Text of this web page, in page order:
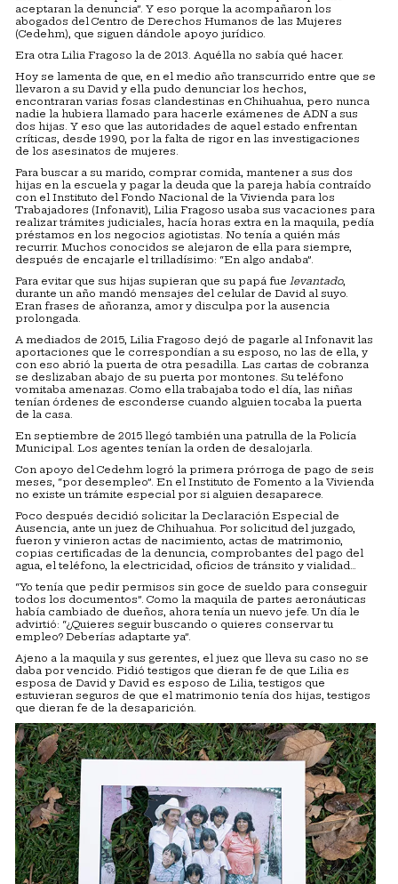
aceptaran la denuncia”. Y eso porque la acompañaron los
abogados del Centro de Derechos Humanos de las Mujeres
(Cedehm), que siguen dándole apoyo jurídico.
Era otra Lilia Fragoso la de 2013. Aquélla no sabía qué hacer.
Hoy se lamenta de que, en el medio año transcurrido entre que se
llevaron a su David y ella pudo denunciar los hechos,
encontraran varias fosas clandestinas en Chihuahua, pero nunca
nadie la hubiera llamado para hacerle exámenes de ADN a sus
dos hijas. Y eso que las autoridades de aquel estado enfrentan
críticas, desde 1990, por la falta de rigor en las investigaciones
de los asesinatos de mujeres.
Para buscar a su marido, comprar comida, mantener a sus dos
hijas en la escuela y pagar la deuda que la pareja había contraído
con el Instituto del Fondo Nacional de la Vivienda para los
Trabajadores (Infonavit), Lilia Fragoso usaba sus vacaciones para
realizar trámites judiciales, hacía horas extra en la maquila, pedía
préstamos en los negocios agiotistas. No tenía a quién más
recurrir. Muchos conocidos se alejaron de ella para siempre,
después de encajarle el trilladísimo: “En algo andaba”.
Para evitar que sus hijas supieran que su papá fue levantado,
durante un año mandó mensajes del celular de David al suyo.
Eran frases de añoranza, amor y disculpa por la ausencia
prolongada.
A mediados de 2015, Lilia Fragoso dejó de pagarle al Infonavit las
aportaciones que le correspondían a su esposo, no las de ella, y
con eso abrió la puerta de otra pesadilla. Las cartas de cobranza
se deslizaban abajo de su puerta por montones. Su teléfono
vomitaba amenazas. Como ella trabajaba todo el día, las niñas
tenían órdenes de esconderse cuando alguien tocaba la puerta
de la casa.
En septiembre de 2015 llegó también una patrulla de la Policía
Municipal. Los agentes tenían la orden de desalojarla.
Con apoyo del Cedehm logró la primera prórroga de pago de seis
meses, “por desempleo”. En el Instituto de Fomento a la Vivienda
no existe un trámite especial por si alguien desaparece.
Poco después decidió solicitar la Declaración Especial de
Ausencia, ante un juez de Chihuahua. Por solicitud del juzgado,
fueron y vinieron actas de nacimiento, actas de matrimonio,
copias certificadas de la denuncia, comprobantes del pago del
agua, el teléfono, la electricidad, oficios de tránsito y vialidad…
“Yo tenía que pedir permisos sin goce de sueldo para conseguir
todos los documentos”. Como la maquila de partes aeronáuticas
había cambiado de dueños, ahora tenía un nuevo jefe. Un día le
advirtió: “¿Quieres seguir buscando o quieres conservar tu
empleo? Deberías adaptarte ya”.
Ajeno a la maquila y sus gerentes, el juez que lleva su caso no se
daba por vencido. Pidió testigos que dieran fe de que Lilia es
esposa de David y David es esposo de Lilia, testigos que
estuvieran seguros de que el matrimonio tenía dos hijas, testigos
que dieran fe de la desaparición.